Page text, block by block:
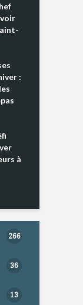
:
à
266
36
13